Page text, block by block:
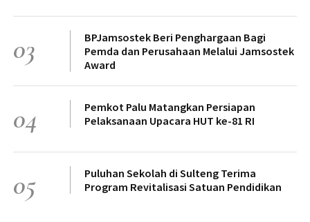
03
BPJamsostek Beri Penghargaan Bagi
Pemda dan Perusahaan Melalui Jamsostek
Award
04
Pemkot Palu Matangkan Persiapan
Pelaksanaan Upacara HUT ke-81 RI
05
Puluhan Sekolah di Sulteng Terima
Program Revitalisasi Satuan Pendidikan